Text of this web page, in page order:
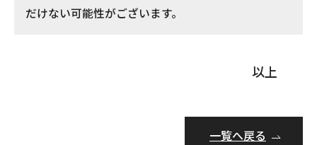
だけない可能性がございます。
以上
一覧へ戻る